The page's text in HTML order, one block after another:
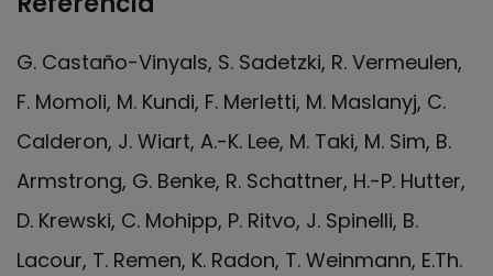
G. Castaño-Vinyals, S. Sadetzki, R. Vermeulen,
F. Momoli, M. Kundi, F. Merletti, M. Maslanyj, C.
Calderon, J. Wiart, A.-K. Lee, M. Taki, M. Sim, B.
Armstrong, G. Benke, R. Schattner, H.-P. Hutter,
D. Krewski, C. Mohipp, P. Ritvo, J. Spinelli, B.
Lacour, T. Remen, K. Radon, T. Weinmann, E.Th.